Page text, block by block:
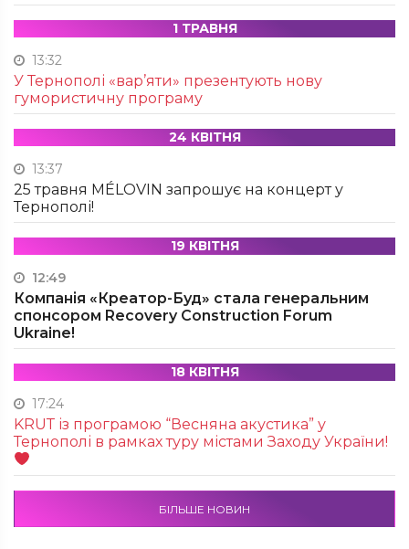
1 ТРАВНЯ
13:32
У Тернополі «вар’яти» презентують нову
гумористичну програму
24 КВІТНЯ
13:37
25 травня MÉLOVIN запрошує на концерт у
Тернополі!
19 КВІТНЯ
12:49
Компанія «Креатор-Буд» стала генеральним
спонсором Recovery Construction Forum
Ukraine!
18 КВІТНЯ
17:24
KRUТ із програмою “Весняна акустика” у
Тернополі в рамках туру містами Заходу України!
БІЛЬШЕ НОВИН